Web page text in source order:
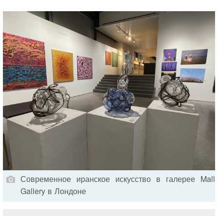
Современное иранское искусство в галерее Mall
Gallery в Лондоне